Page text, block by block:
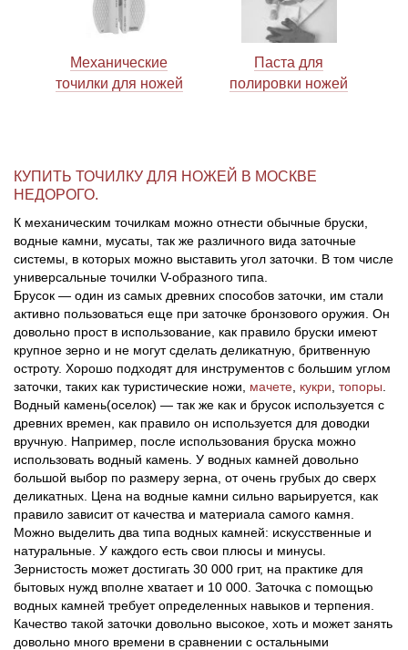
Механические
точилки для ножей
Паста для
полировки ножей
КУПИТЬ ТОЧИЛКУ ДЛЯ НОЖЕЙ В МОСКВЕ
НЕДОРОГО.
К механическим точилкам можно отнести обычные бруски,
водные камни, мусаты, так же различного вида заточные
системы, в которых можно выставить угол заточки. В том числе
универсальные точилки V-образного типа.
Брусок — один из самых древних способов заточки, им стали
активно пользоваться еще при заточке бронзового оружия. Он
довольно прост в использование, как правило бруски имеют
крупное зерно и не могут сделать деликатную, бритвенную
остроту. Хорошо подходят для инструментов с большим углом
заточки, таких как туристические ножи, мачете кукри топоры
Водный камень(оселок) — так же как и брусок используется с
древних времен, как правило он используется для доводки
вручную. Например, после использования бруска можно
использовать водный камень. У водных камней довольно
большой выбор по размеру зерна, от очень грубых до сверх
деликатных. Цена на водные камни сильно варьируется, как
правило зависит от качества и материала самого камня.
Можно выделить два типа водных камней: искусственные и
натуральные. У каждого есть свои плюсы и минусы.
Зернистость может достигать 30 000 грит, на практике для
бытовых нужд вполне хватает и 10 000. Заточка с помощью
водных камней требует определенных навыков и терпения.
Качество такой заточки довольно высокое, хоть и может занять
довольно много времени в сравнении с остальными